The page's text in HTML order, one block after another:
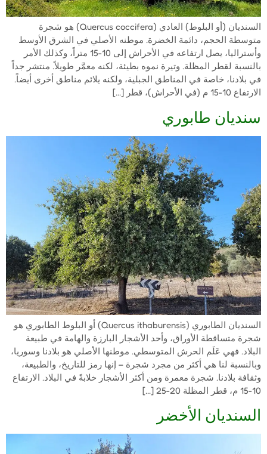
السنديان (أو البلوط) العادي (Quercus coccifera) هو شجرة
متوسطة الحجم، دائمة الخضرة. موطنه الأصلي في الشرق الأوسط
وأستراليا، يصل ارتفاعه في الأحراش إلى 10-15 متراً، وكذلك الأمر
بالنسبة لقطر المظلة. وتيرة نموه بطيئة، لكنه معمَّر طويلاً. منتشر جداً
في بلادنا، خاصة في المناطق الجبلية، ولكنه يلائم مناطق أخرى أيضاً.
الارتفاع 10-15 م (في الأحراش)، قطر […]
سنديان طابوري
السنديان الطابوري (Quercus ithaburensis) أو البلوط الطابوري هو
شجرة متساقطة الأوراق، وأحد الأشجار البارزة والهامة في طبيعة
البلاد. فهي عَلَم الحرش المتوسطي. موطنها الأصلي هو بلادنا وسوريا،
وبالنسبة لنا هي أكثر من مجرد شجرة – إنها رمز للتاريخ، والطبيعة،
وثقافة بلادنا. شجرة معمرة ومن أكثر الأشجار خلابةً في البلاد. الارتفاع
10-15 م، قطر المظلة 20-25 […]
السنديان الأخضر